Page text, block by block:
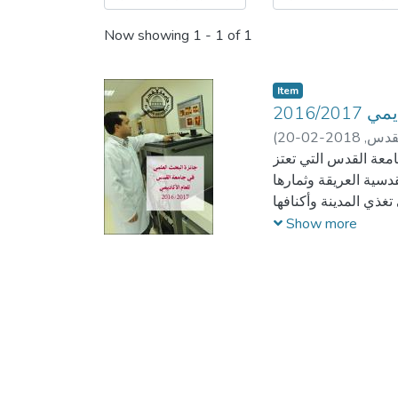
Now showing 1 - 1 of 1
Item
( 2018-02-20
القدس التي تعتز
العريقة وثمارها
تغذي المدينة وأكنافها،
العلمي لتعطي
Show more